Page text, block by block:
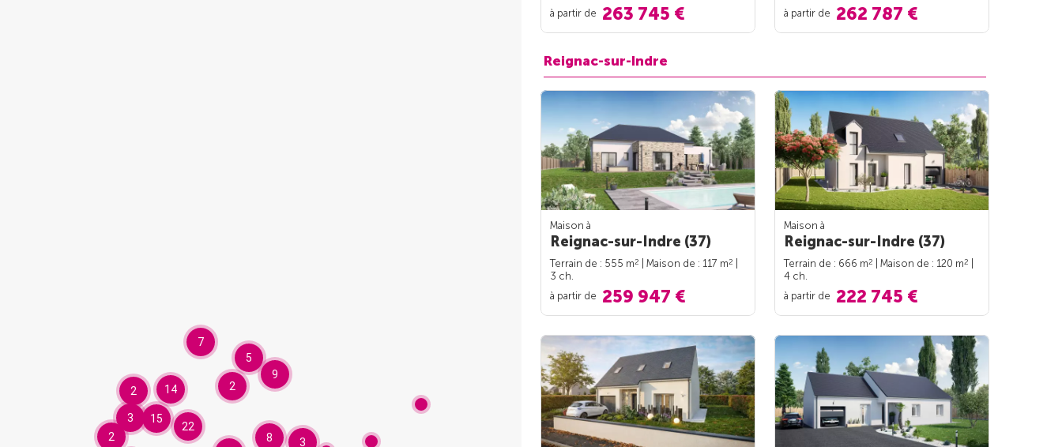
7
22
15
14
9
8 3
5
2
3
2
2
à partir de 263 745 €
à partir de 262 787 €
Reignac-sur-Indre
Maison à
Reignac-sur-Indre (37)
Terrain de : 555 m2 | Maison de : 117 m2
3 ch.
à partir de 259 947 €
Maison à
Reignac-sur-Indre (37)
Terrain de : 666 m2 | Maison de : 120 m2
4 ch.
à partir de 222 745 €